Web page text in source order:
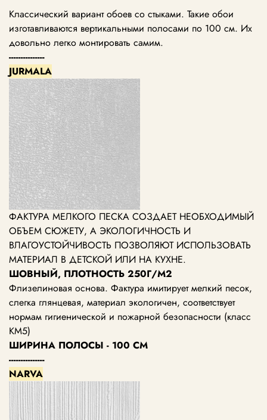
Классический вариант обоев со стыками. Такие обои
изготавливаются вертикальными полосами по 100 см. Их
довольно легко монтировать самим.
---------------
JURMALA
ФАКТУРА МЕЛКОГО ПЕСКА СОЗДАЕТ НЕОБХОДИМЫЙ
ОБЪЕМ СЮЖЕТУ, А ЭКОЛОГИЧНОСТЬ И
ВЛАГОУСТОЙЧИВОСТЬ ПОЗВОЛЯЮТ ИСПОЛЬЗОВАТЬ
МАТЕРИАЛ В ДЕТСКОЙ ИЛИ НА КУХНЕ.
ШОВНЫЙ, ПЛОТНОСТЬ 250Г/М2
Флизелиновая основа. Фактура имитирует мелкий песок,
слегка глянцевая, материал экологичен, соответствует
нормам гигиенической и пожарной безопасности (класс
КМ5)
ШИРИНА ПОЛОСЫ - 100 СМ
---------------
NARVA